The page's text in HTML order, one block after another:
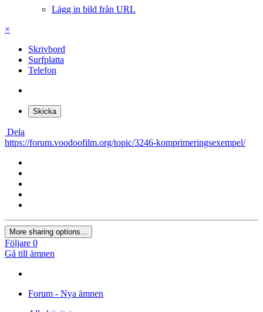
Lägg in bild från URL
×
Skrivbord
Surfplatta
Telefon
Skicka
Dela
https://forum.voodoofilm.org/topic/3246-komprimeringsexempel/
More sharing options...
Följare 0
Gå till ämnen
Forum - Nya ämnen